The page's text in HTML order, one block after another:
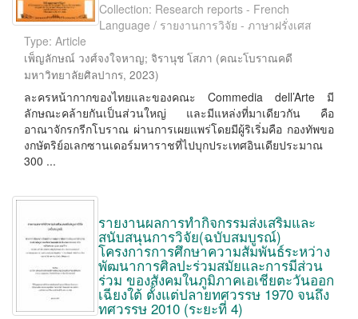
Collection: Research reports - French
Language / รายงานการวิจัย - ภาษาฝรั่งเศส
Type: Article
เพ็ญลักษณ์ วงศ์จงใจหาญ; จิรานุช โสภา (คณะโบราณคดี
มหาวิทยาลัยศิลปากร, 2023)
ละครหน้ากากของไทยและของคณะ Commedia dell’Arte มี
ลักษณะคล้ายกันเป็นส่วนใหญ่ และมีแหล่งที่มาเดียวกัน คือ
อาณาจักรกรีกโบราณ ผ่านการเผยแพร่โดยมีผู้ริเริ่มคือ กองทัพขอ
งกษัตริย์อเลกซานเดอร์มหาราชที่ไปบุกประเทศอินเดียประมาณ
300 ...
รายงานผลการทำกิจกรรมส่งเสริมและ
สนับสนุนการวิจัย(ฉบับสมบูรณ์)
โครงการการศึกษาความสัมพันธ์ระหว่าง
พัฒนาการศิลปะร่วมสมัยและการมีส่วน
ร่วม ของสังคมในภูมิภาคเอเชียตะวันออก
เฉียงใต้ ตั้งแต่ปลายทศวรรษ 1970 จนถึง
ทศวรรษ 2010 (ระยะที่ 4)